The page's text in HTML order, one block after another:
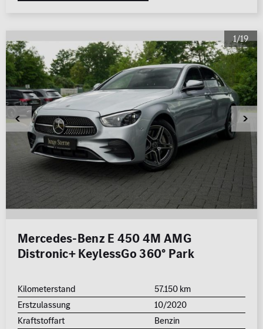
1/19
Mercedes-Benz E 450 4M AMG
Distronic+ KeylessGo 360° Park
Kilometerstand
57.150 km
Erstzulassung
10/2020
Kraftstoffart
Benzin